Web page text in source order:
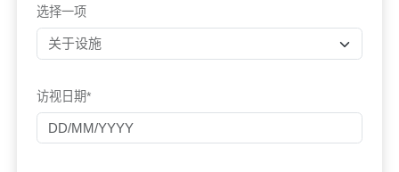
选择一项
访视日期*